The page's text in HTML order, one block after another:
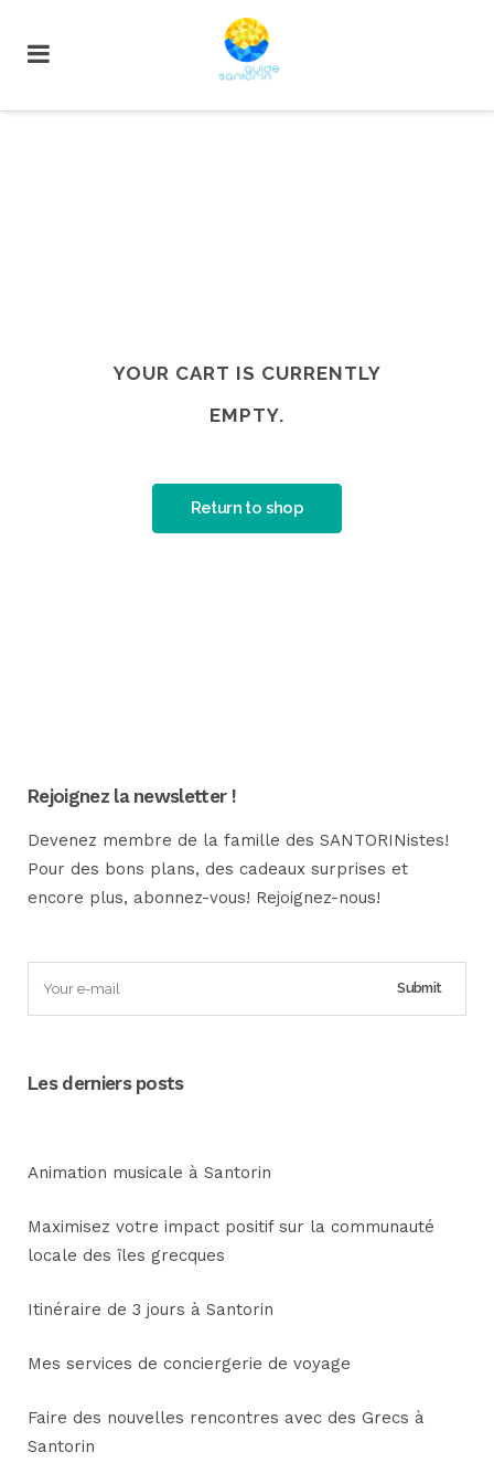
YOUR CART IS CURRENTLY
EMPTY.
Return to shop
Rejoignez la newsletter !
Devenez membre de la famille des SANTORINistes!
Pour des bons plans, des cadeaux surprises et
encore plus, abonnez-vous! Rejoignez-nous!
Les derniers posts
Animation musicale à Santorin
Maximisez votre impact positif sur la communauté
locale des îles grecques
Itinéraire de 3 jours à Santorin
Mes services de conciergerie de voyage
Faire des nouvelles rencontres avec des Grecs à
Santorin